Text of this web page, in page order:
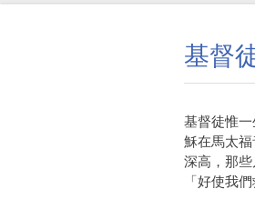
基督
基督徒惟
穌在馬太
深高，那
「好使我